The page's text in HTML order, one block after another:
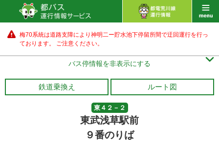
梅70系統は道路支障により神明二ー貯水池下停留所間で迂回運行を行っ
ております。 ご注意ください。
バス停情報を非表示にする 
鉄道乗換え ルート図
東４２－２
東武浅草駅前
９番のりば